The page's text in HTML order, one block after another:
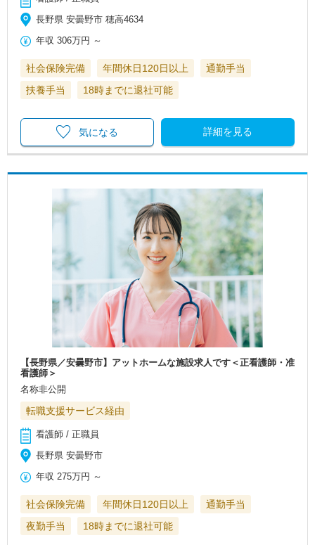
長野県 安曇野市 穂高4634
年収 306万円 ～
社会保険完備 年間休日120日以上
通勤手当
扶養手当
18時までに退社可能
詳細を見る
気になる
【長野県／安曇野市】アットホームな施設求人です＜正看護師・准
看護師＞
名称非公開
転職支援サービス経由
看護師 / 正職員
長野県 安曇野市
年収 275万円 ～
社会保険完備 年間休日120日以上
通勤手当
夜勤手当
18時までに退社可能